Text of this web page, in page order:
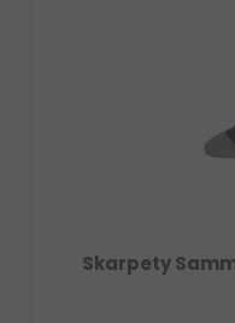
Kentucky granatowe